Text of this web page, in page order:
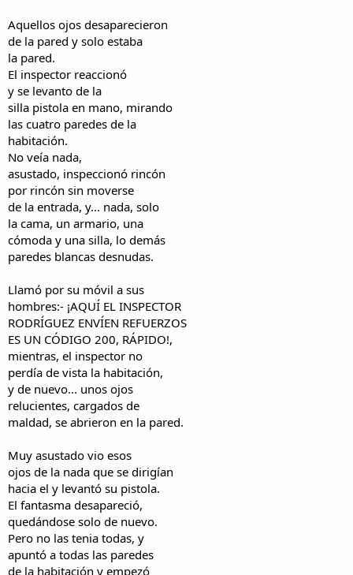
Aquellos ojos desaparecieron
de la pared y solo estaba
la pared.
El inspector reaccionó
y se levanto de la
silla pistola en mano, mirando
las cuatro paredes de la
habitación.
No veía nada,
asustado, inspeccionó rincón
por rincón sin moverse
de la entrada, y... nada, solo
la cama, un armario, una
cómoda y una silla, lo demás
paredes blancas desnudas.
Llamó por su móvil a sus
hombres:- ¡AQUÍ EL INSPECTOR
RODRÍGUEZ ENVÍEN REFUERZOS
ES UN CÓDIGO 200, RÁPIDO!,
mientras, el inspector no
perdía de vista la habitación,
y de nuevo... unos ojos
relucientes, cargados de
maldad, se abrieron en la pared.
Muy asustado vio esos
ojos de la nada que se dirigían
hacia el y levantó su pistola.
El fantasma desapareció,
quedándose solo de nuevo.
Pero no las tenia todas, y
apuntó a todas las paredes
de la habitación y empezó